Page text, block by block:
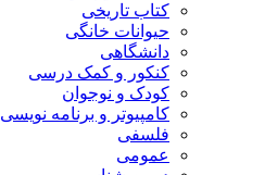
کتاب تاریخی
حیوانات خانگی
دانشگاهی
کنکور و کمک‌ درسی
کودک و نوجوان
کامپیوتر و برنامه نویسی
فلسفی
عمومی